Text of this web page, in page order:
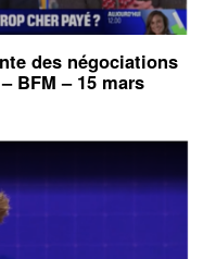
des négociations
BFM – 15 mars